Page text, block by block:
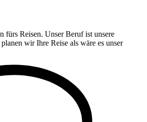
fürs Reisen. Unser Beruf ist unsere
wir Ihre Reise als wäre es unser